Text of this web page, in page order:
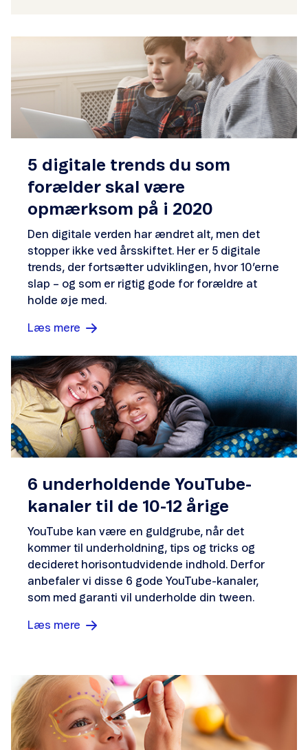
5 digitale trends du som
forælder skal være
opmærksom på i 2020
Den digitale verden har ændret alt, men det
stopper ikke ved årsskiftet. Her er 5 digitale
trends, der fortsætter udviklingen, hvor 10’erne
slap – og som er rigtig gode for forældre at
holde øje med.
Læs mere
6 underholdende YouTube-
kanaler til de 10-12 årige
YouTube kan være en guldgrube, når det
kommer til underholdning, tips og tricks og
decideret horisontudvidende indhold. Derfor
anbefaler vi disse 6 gode YouTube-kanaler,
som med garanti vil underholde din tween.
Læs mere